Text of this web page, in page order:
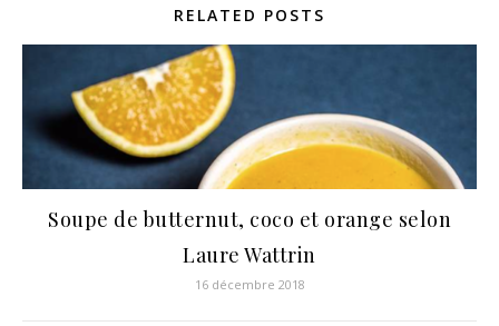
RELATED POSTS
Soupe de butternut, coco et orange selon
Laure Wattrin
16 décembre 2018